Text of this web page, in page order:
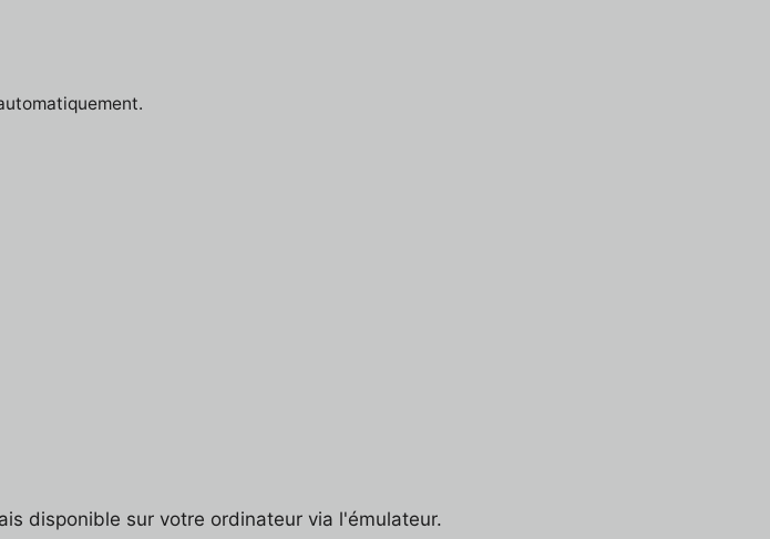
disponible sur votre ordinateur via l'émulateur.